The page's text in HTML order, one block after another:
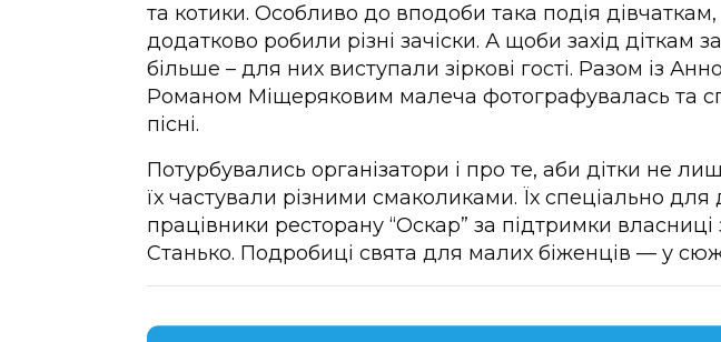
та котики. Особливо до вподоби така подія
додатково робили різні зачіски. А щоби захід діткам
більше – для них виступали зіркові гості. Разом із
Романом Міщеряковим малеча фотографувалась та
пісні.
Потурбувались організатори і про те, аби дітки не
їх частували різними смаколиками. Їх спеціально для
працівники ресторану “Оскар” за підтримки власниці
Станько. Подробиці свята для малих біженців — у